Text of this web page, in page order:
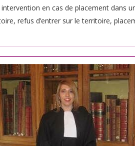
en cas de placement dans
refus d’entrer sur le territoire,